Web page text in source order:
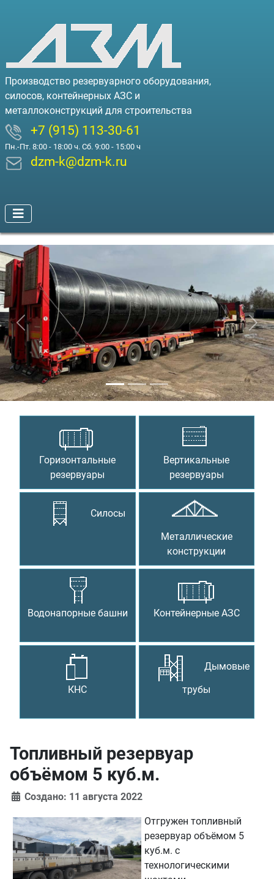
Производство резервуарного оборудования,
силосов, контейнерных АЗС и
металлоконструкций для строительства
+7 (915) 113-30-61
Пн.-Пт. 8:00 - 18:00 ч. Сб. 9:00 - 15:00 ч
dzm-k@dzm-k.ru
Предыдущий
Горизонтальные
резервуары
Вертикальные
резервуары
Силосы
Металлические
конструкции
Водонапорные башни Контейнерные АЗС
КНС
Дымовые
трубы
Топливный резервуар
объёмом 5 куб.м.
Создано: 11 августа 2022
Отгружен топливный
резервуар объёмом 5
куб.м. с
технологическими